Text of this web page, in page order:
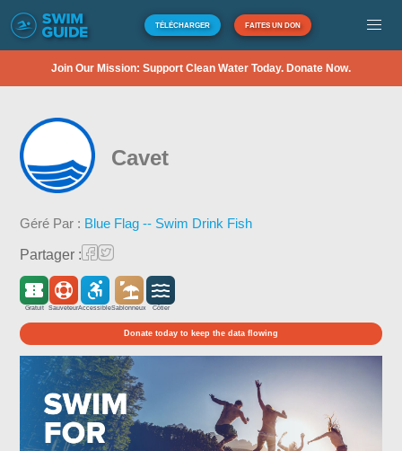
TÉLÉCHARGER FAITES UN DON
Join Our Mission: Support Clean Water Today. Donate Now.
Cavet
Géré Par : Blue Flag -- Swim Drink Fish
Partager :
Gratuit SauveteurAccessibleSablonneux Côtier
Donate today to keep the data flowing